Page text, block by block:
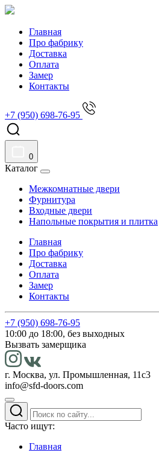
Главная
Про фабрику
Доставка
Оплата
Замер
Контакты
+7 (950) 698-76-95
0
Каталог
Межкомнатные двери
Фурнитура
Входные двери
Напольные покрытия и плитка
Главная
Про фабрику
Доставка
Оплата
Замер
Контакты
+7 (950) 698-76-95
10:00 до 18:00, без выходных
Вызвать замерщика
г. Москва, ул. Промышленная, 11с3
info@sfd-doors.com
Часто ищут:
Главная